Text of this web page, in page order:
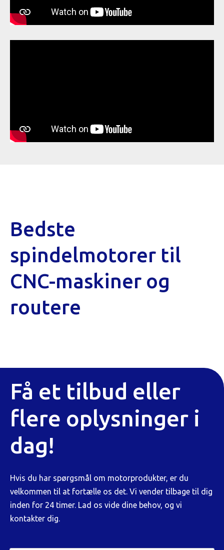
Bedste
spindelmotorer til
CNC-maskiner og
routere
Få et tilbud eller
flere oplysninger i
dag!
Hvis du har spørgsmål om motorprodukter, er du
velkommen til at fortælle os det. Vi vender tilbage til dig
inden for 24 timer. Lad os vide dine behov, og vi
kontakter dig.